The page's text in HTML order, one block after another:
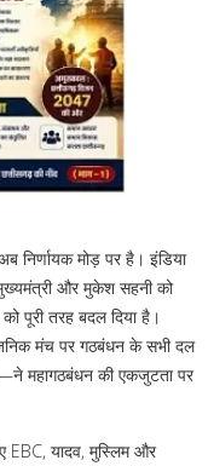
निर्णायक मोड़ पर है। इंडिया
और मुकेश सहनी को
पूरी तरह बदल दिया है।
मंच पर गठबंधन के सभी दल
महागठबंधन की एकजुटता पर
EBC, यादव, मुस्लिम और